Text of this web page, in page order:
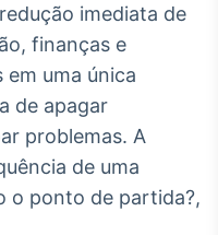
breve
imediata de
finanças e
uma única
de apagar
problemas. A
de uma
o ponto de partida?,